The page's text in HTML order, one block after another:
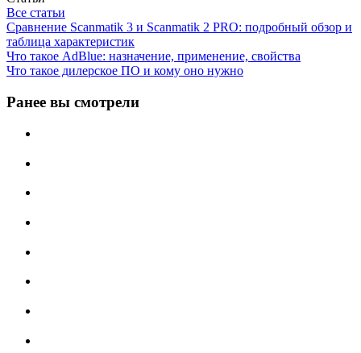
Все статьи
Сравнение Scanmatik 3 и Scanmatik 2 PRO: подробный обзор и
таблица характеристик
Что такое AdBlue: назначение, применение, свойства
Что такое дилерское ПО и кому оно нужно
Ранее вы смотрели